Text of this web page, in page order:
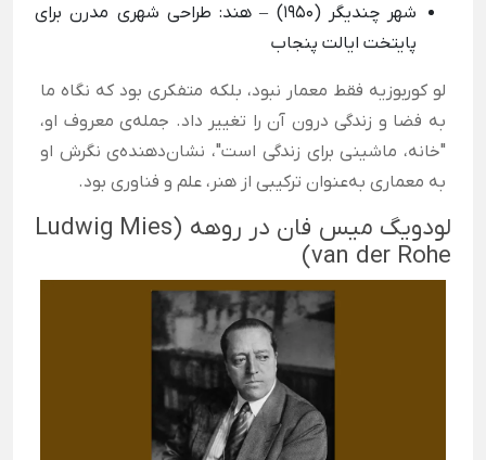
شهر چندیگر (1950)
–هند: طراحی شهری مدرن برای
پایتخت ایالت پنجاب
لو کوربوزیه فقط معمار نبود، بلکه متفکری بود که نگاه ما
به فضا و زندگی درون آن را تغییر داد. جمله‌ی معروف او،
"خانه، ماشینی برای زندگی است"، نشان‌دهنده‌ی نگرش او
به معماری به‌عنوان ترکیبی از هنر، علم و فناوری بود.
لودویگ میس فان در روهه (Ludwig Mies
van der Rohe)